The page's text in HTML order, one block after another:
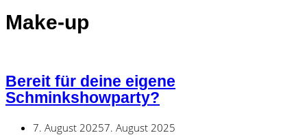
Make-up
Bereit für deine eigene
Schminkshowparty?
7. August 20257. August 2025